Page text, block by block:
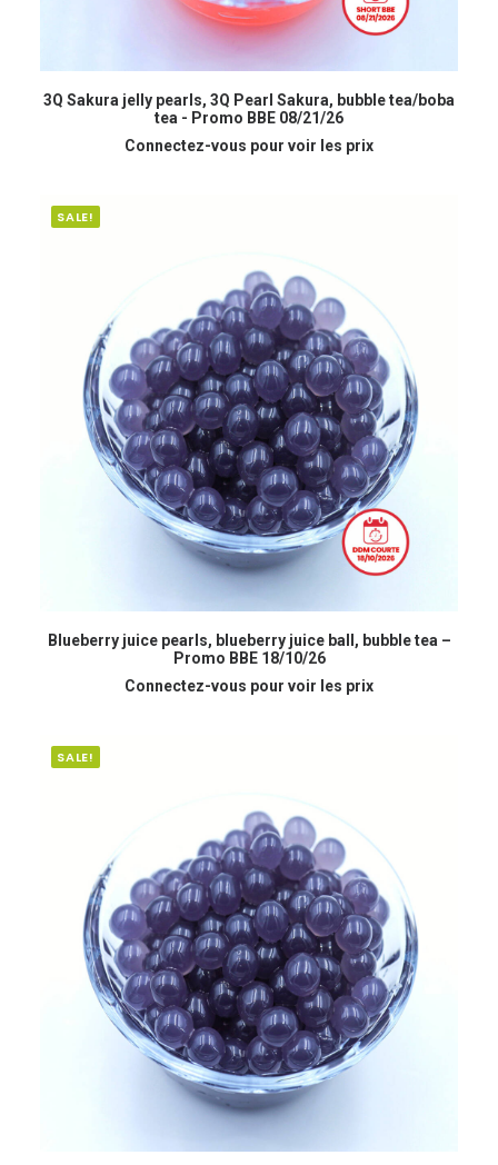
READ MORE
3Q Sakura jelly pearls, 3Q Pearl Sakura, bubble tea/boba
tea - Promo BBE 08/21/26
Connectez-vous pour voir les prix
SALE!
READ MORE
Blueberry juice pearls, blueberry juice ball, bubble tea –
Promo BBE 18/10/26
Connectez-vous pour voir les prix
SALE!